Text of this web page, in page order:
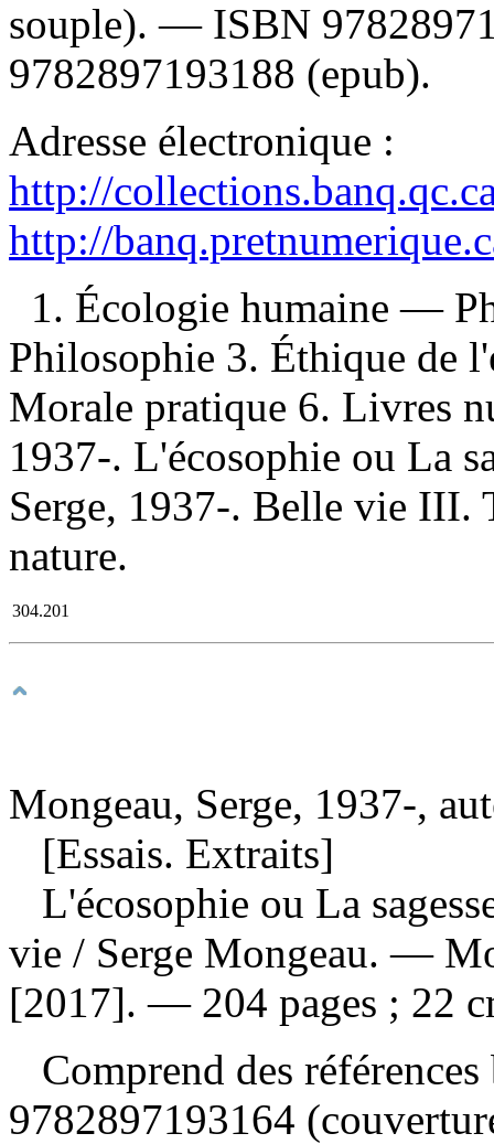
souple). — ISBN
9782897193188 (epub).
Adresse électronique :
http://
http://
1. Écologie humaine —
Philosophie 3. Éthique de
Morale pratique 6. Livres
1937-. L'écosophie ou La
Serge, 1937-. Belle vie III.
nature.
304.201
Mongeau, Serge, 1937-,
[Essais. Extraits]
L'écosophie ou La
vie / Serge Mongeau. —
[2017]. — 204 pages ; 22
Comprend des
9782897193164